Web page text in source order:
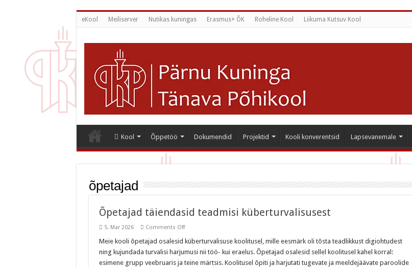
eKool Meiliserver Nutikas kuningas Erasmus+ ÕK Roheline Kool Liikuma Kutsuv Kool
Kool Õppetöö Dokumendid Projektid Kooli konverentsid Lapsevanemale
õpetajad
Õpetajad täiendasid teadmisi küberturvalisusest
5. Mar 2026 Comments Offon
täiendasid
küberturvalisusest
Meie kooli õpetajad osalesid küberturvalisuse koolitusel, mille eesmärk oli tõsta teadlikkust digiohtudest
ning kujundada turvalisi harjumusi nii töö- kui eraelus. Õpetajad osalesid sellel koolitusel kahel korral:
esimene grupp veebruaris ja teine märtsis. Koolitusel õpiti ja harjutati tugevate ja meeldejäävate paroolide